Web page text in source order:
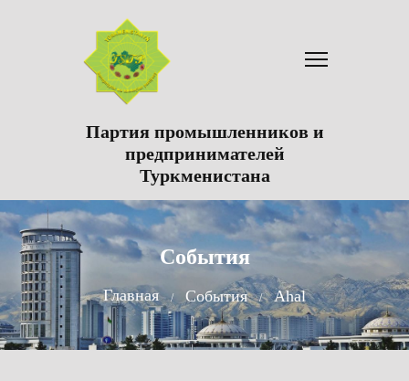
Партия промышленников и
предпринимателей
Туркменистана
События
Главная События Ahal